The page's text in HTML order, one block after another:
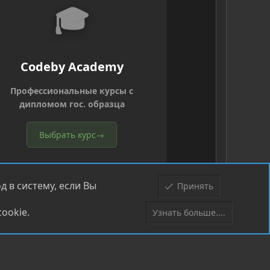
🎓
Codeby Academy
Профессиональные курсы с
дипломом гос. образца
Выбрать курс→
Верх
в систему, если Вы
Принять
Узнать больше....